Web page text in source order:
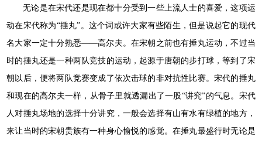
无论是在宋代还是现在都十分受到一些上流人士的喜爱，这项运
动在宋代称为“捶丸”。这个词或许大家有些陌生，但是说起它的现代
名大家一定十分熟悉——高尔夫。在宋朝之前也有捶丸运动，不过当
时的捶丸还是一种两队竞技的运动，起源于唐朝的步打球，等到了宋
朝以后，便将两队竞赛变成了依次击球的非对抗性比赛。宋代的捶丸
和现在的高尔夫一样，从骨子里就透漏出了一股“讲究”的气息。宋代
人对捶丸场地的选择十分讲究，一般会选择有山有水有绿植的地方，
来让当时的宋朝贵族有一种身心愉悦的感觉。在捶丸最盛行时无论是